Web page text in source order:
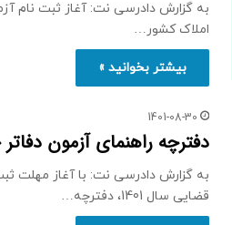
املاک کشور…
بیشتر بخوانید »
1401-08-30
دفترچه راهنمای آزمون
به گزارش دادرسی نت: با آغاز مهلت
قضایی سال 1401، دفترچه…